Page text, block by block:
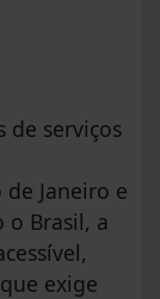
de serviços
Janeiro e
o Brasil, a
exige